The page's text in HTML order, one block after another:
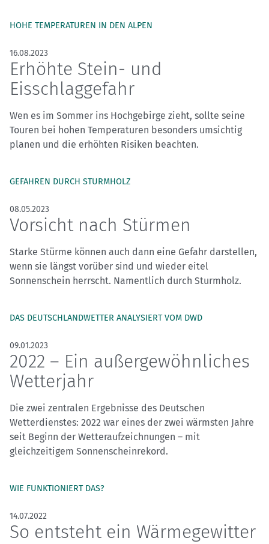
HOHE TEMPERATUREN IN DEN ALPEN
16.08.2023
Erhöhte Stein- und
Eisschlaggefahr
Wen es im Sommer ins Hochgebirge zieht, sollte seine
Touren bei hohen Temperaturen besonders umsichtig
planen und die erhöhten Risiken beachten.
GEFAHREN DURCH STURMHOLZ
08.05.2023
Vorsicht nach Stürmen
Starke Stürme können auch dann eine Gefahr darstellen,
wenn sie längst vorüber sind und wieder eitel
Sonnenschein herrscht. Namentlich durch Sturmholz.
DAS DEUTSCHLANDWETTER ANALYSIERT VOM DWD
09.01.2023
2022 – Ein außergewöhnliches
Wetterjahr
Die zwei zentralen Ergebnisse des Deutschen
Wetterdienstes: 2022 war eines der zwei wärmsten Jahre
seit Beginn der Wetteraufzeichnungen – mit
gleichzeitigem Sonnenscheinrekord.
WIE FUNKTIONIERT DAS?
14.07.2022
So entsteht ein Wärmegewitter